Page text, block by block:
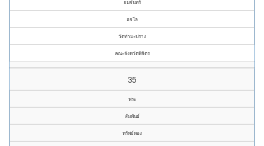
ยมจันทร์
อจโล
วัดท่ามะปราง
คณะจังหวัดพิจิตร
35
พระ
สัมพันธ์
ทรัพย์ทอง